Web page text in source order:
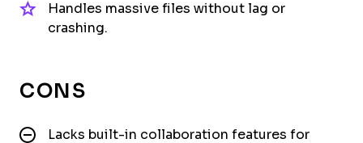
Handles massive files without lag or
crashing.
CONS
Lacks built-in collaboration features for